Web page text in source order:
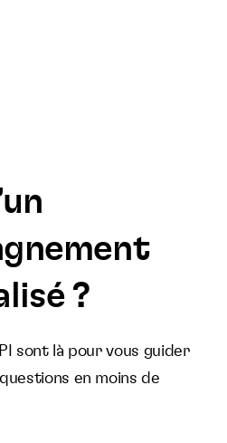
?
sont là pour vous guider
en moins de